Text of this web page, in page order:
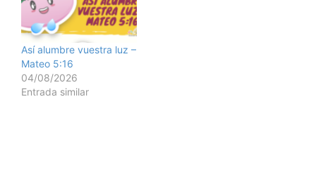
durante el invierno. En l,
…
Así alumbre vuestra luz –
Mateo 5:16
04/08/2026
Entrada similar